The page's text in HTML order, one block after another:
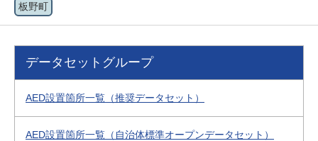
板野町
データセットグループ
AED設置箇所一覧（推奨データセット）
AED設置箇所一覧（自治体標準オープンデータセット）